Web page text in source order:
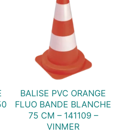
BALISE PVC ORANGE
FLUO BANDE BLANCHE
75 CM – 141109 –
VINMER